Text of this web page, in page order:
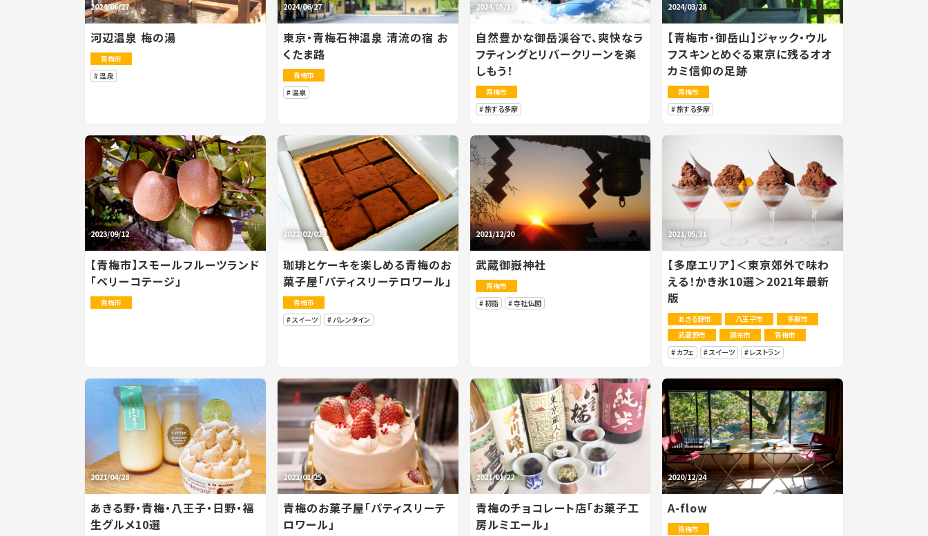
2024/06/27
河辺温泉 梅の湯
青梅市
温泉
2024/06/27
東京・青梅石神温泉 清流の宿 お
くたま路
青梅市
温泉
2024/05/12
自然豊かな御岳渓谷で、爽快なラ
フティングとリバークリーンを楽
しもう！
青梅市
旅する多摩
2024/03/28
【青梅市・御岳山】ジャック・ウル
フスキンとめぐる東京に残るオオ
カミ信仰の足跡
青梅市
旅する多摩
2023/09/12
【青梅市】スモールフルーツランド
「ベリーコテージ」
青梅市
2022/02/02
珈琲とケーキを楽しめる青梅のお
菓子屋「パティスリーテロワール」
青梅市
スイーツ
バレンタイン
2021/12/20
武蔵御嶽神社
青梅市
初詣
寺社仏閣
2021/05/31
【多摩エリア】＜東京郊外で味わ
える！かき氷10選＞2021年最新
版
あきる野市 八王子市
多摩市
武蔵野市
調布市
青梅市
カフェ
スイーツ レストラン
2021/04/28
あきる野・青梅・八王子・日野・福
生グルメ10選
2021/01/25
青梅のお菓子屋「パティスリーテ
ロワール」
2021/01/22
青梅のチョコレート店「お菓子工
房ルミエール」
2020/12/24
A-flow
青梅市